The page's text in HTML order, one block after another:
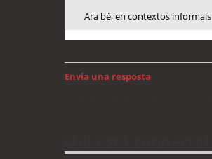
Ara bé, en contextos
Envia una resposta